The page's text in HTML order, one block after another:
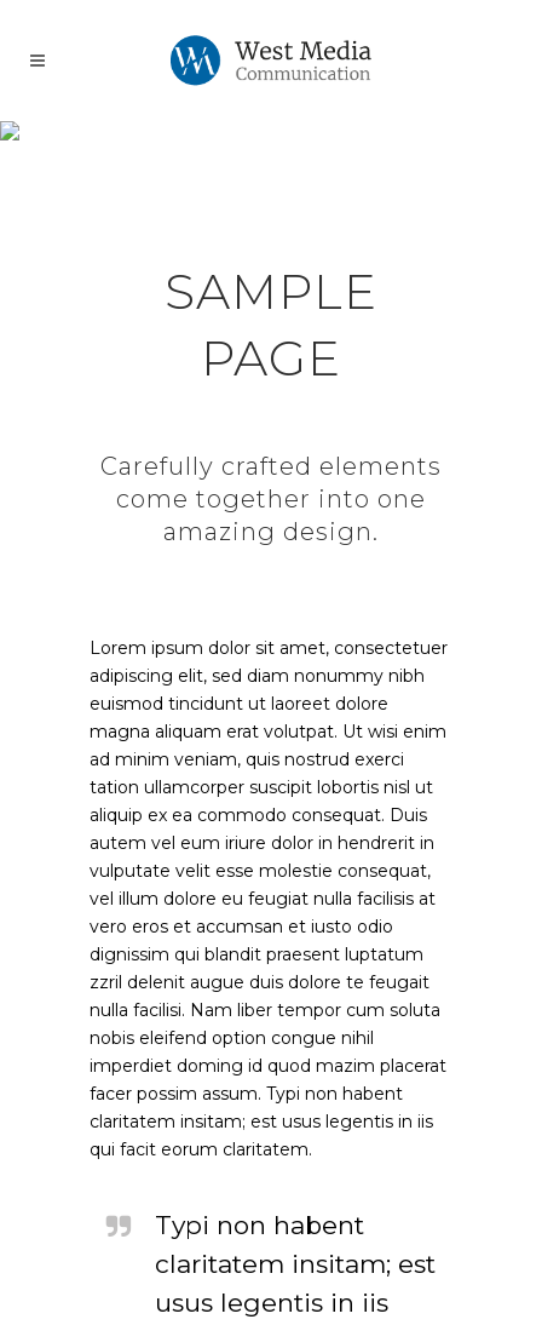
SAMPLE
PAGE
Carefully crafted elements
come together into one
amazing design.
Lorem ipsum dolor sit amet, consectetuer
adipiscing elit, sed diam nonummy nibh
euismod tincidunt ut laoreet dolore
magna aliquam erat volutpat. Ut wisi enim
ad minim veniam, quis nostrud exerci
tation ullamcorper suscipit lobortis nisl ut
aliquip ex ea commodo consequat. Duis
autem vel eum iriure dolor in hendrerit in
vulputate velit esse molestie consequat,
vel illum dolore eu feugiat nulla facilisis at
vero eros et accumsan et iusto odio
dignissim qui blandit praesent luptatum
zzril delenit augue duis dolore te feugait
nulla facilisi. Nam liber tempor cum soluta
nobis eleifend option congue nihil
imperdiet doming id quod mazim placerat
facer possim assum. Typi non habent
claritatem insitam; est usus legentis in iis
qui facit eorum claritatem.
Typi non habent
claritatem insitam; est
usus legentis in iis